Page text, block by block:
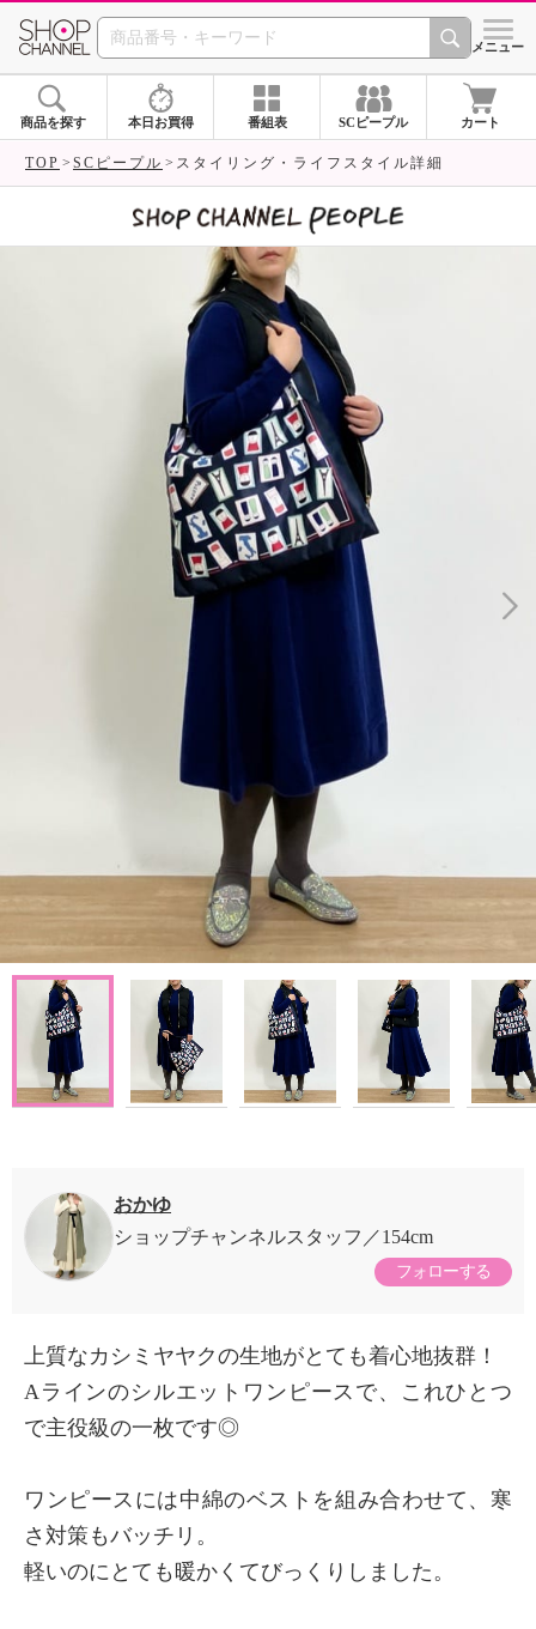
SHOP CHANNEL シメニュー
商品を探す 本日お買得 番組表 SCピープル カート
TOP SCピープル スタイリング・ライフスタイル詳細
おかゆ
ショップチャンネルスタッフ
154cm
フォローする
上質なカシミヤヤクの生地がとても着心地抜群！
Aラインのシルエットワンピースで、これひとつ
で主役級の一枚です◎
ワンピースには中綿のベストを組み合わせて、寒
さ対策もバッチリ。
軽いのにとても暖かくてびっくりしました。